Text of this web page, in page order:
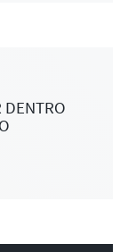
DENTRO